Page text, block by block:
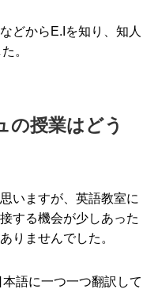
どからE.Iを知り、知人
。
の授業はどう
いますが、英語教室に
する機会が少しあった
りませんでした。
語に一つ一つ翻訳して